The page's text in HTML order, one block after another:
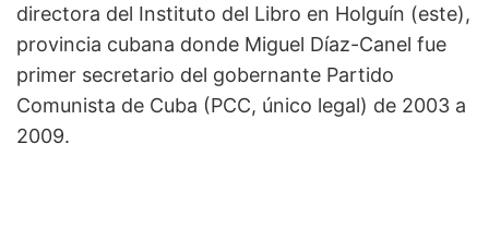
directora del Instituto del Libro en Holguín (este),
provincia cubana donde Miguel Díaz-Canel fue
primer secretario del gobernante Partido
Comunista de Cuba (PCC, único legal) de 2003 a
2009.